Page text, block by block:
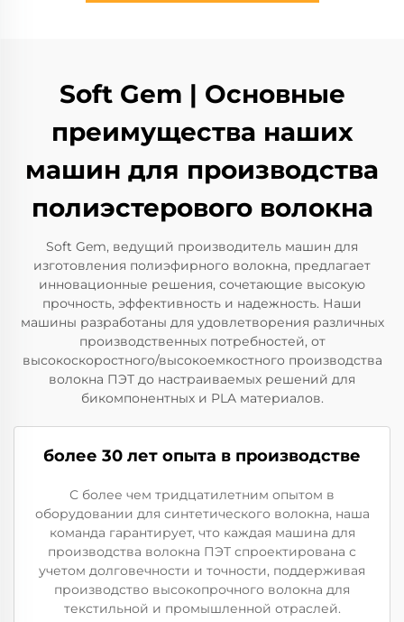
Soft Gem | Основные
преимущества наших
машин для производства
полиэстерового волокна
Soft Gem, ведущий производитель машин для
изготовления полиэфирного волокна, предлагает
инновационные решения, сочетающие высокую
прочность, эффективность и надежность. Наши
машины разработаны для удовлетворения различных
производственных потребностей, от
высокоскоростного/высокоемкостного производства
волокна ПЭТ до настраиваемых решений для
бикомпонентных и PLA материалов.
более 30 лет опыта в производстве
С более чем тридцатилетним опытом в
оборудовании для синтетического волокна, наша
команда гарантирует, что каждая машина для
производства волокна ПЭТ спроектирована с
учетом долговечности и точности, поддерживая
производство высокопрочного волокна для
текстильной и промышленной отраслей.